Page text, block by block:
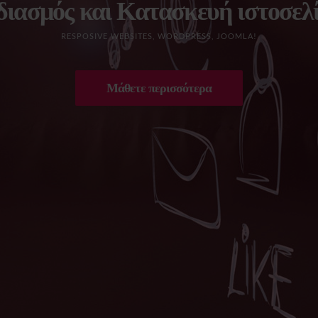
και Κατασκευή
RESPOSIVE WEBSITES, WORDPRESS, JOOMLA!
Μάθετε περισσότερα